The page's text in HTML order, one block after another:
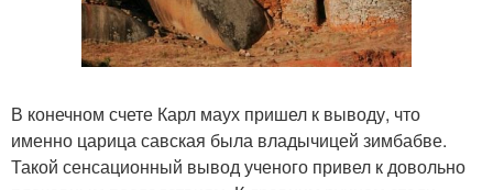
В конечном счете Карл маух пришел к выводу, что
именно царица савская была владычицей зимбабве.
Такой сенсационный вывод ученого привел к довольно